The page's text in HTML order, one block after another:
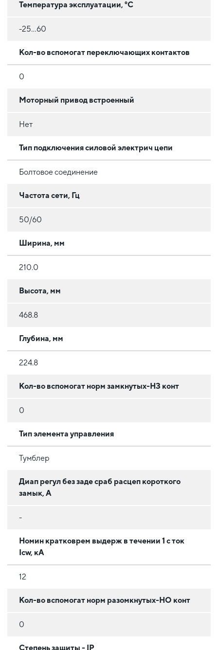
Температура эксплуатации, °C
-25...60
Кол-во вспомогат переключающих контактов
0
Моторный привод встроенный
Нет
Тип подключения силовой электрич цепи
Болтовое соединение
Частота сети, Гц
50/60
Ширина, мм
210.0
Высота, мм
468.8
Глубина, мм
224.8
Кол-во вспомогат норм замкнутых-НЗ конт
0
Тип элемента управления
Тумблер
Диап регул без заде сраб расцеп короткого
замык, А
-
Номин кратковрем выдерж в течении 1 с ток
Icw, кА
12
Кол-во вспомогат норм разомкнутых-НО конт
0
Степень защиты - IP